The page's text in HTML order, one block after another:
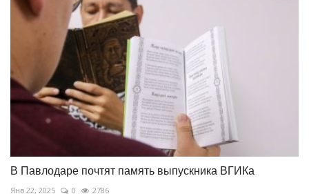
В Павлодаре почтят память выпускника ВГИКа
Янв 22, 2025 0 2786